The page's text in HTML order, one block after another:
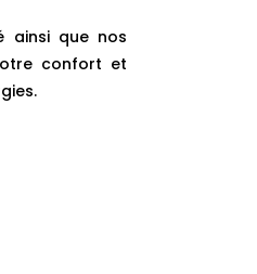
ainsi que nos
confort et